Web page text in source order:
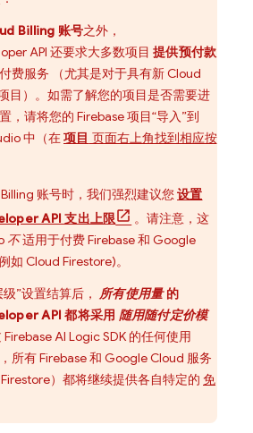
Billing 账号之外，
API 还要求大多数项目 提供预付款
费服务 （尤其是对于具有新Cloud
目）。如需了解您的项目是否需要进
，请将您的 Firebase 项目“导入”到
中（在项目 页面右上角找到相应按
账号时，我们强烈建议您设置
API 支出上限
。请注意，这
不适用于付费 Firebase 和 Google
如 Cloud Firestore)。
”设置结算后， 所有使用量的
API 都将采用 随用随付定价模
Firebase AI LogicSDK 的任何使用
所有 Firebase 和 Google Cloud 服务
）都将继续提供各自特定的 免